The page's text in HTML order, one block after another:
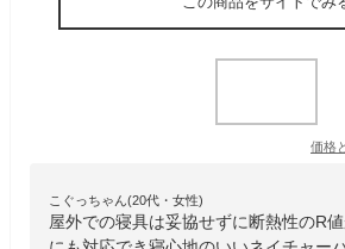
価格
こぐっちゃん(20代・女性)
屋外での寝具は妥協せずに断熱性のR